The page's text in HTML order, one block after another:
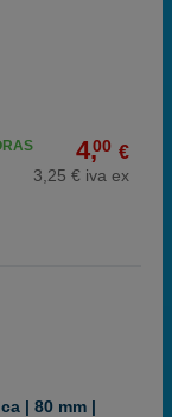
4,00 €
3,25 € iva ex
| 80 mm |